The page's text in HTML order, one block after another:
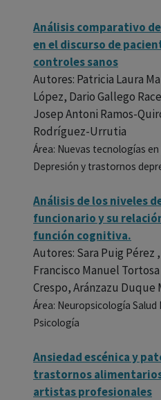
Análisis comparativo
en el discurso de
controles sanos
Autores: Patricia Laura
López, Dario Gallego
Josep Antoni Ramos-
Rodríguez-Urrutia
Área: Nuevas tecnologías
Depresión y trastornos
Análisis de los niveles
funcionario y su
función cognitiva.
Autores: Sara Puig
Francisco Manuel
Crespo, Aránzazu Duque
Área: Neuropsicología
Psicología
Ansiedad escénica y
trastornos
artistas profesionales